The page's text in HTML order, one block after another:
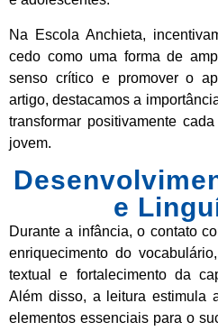
Na Escola Anchieta,
cedo como uma forma de
senso crítico e promover o
artigo, destacamos a
transformar positivamente
jovem.
e
Durante a infância, o contato
enriquecimento do
textual e fortalecimento da
Além disso, a leitura estimula
elementos essenciais para o